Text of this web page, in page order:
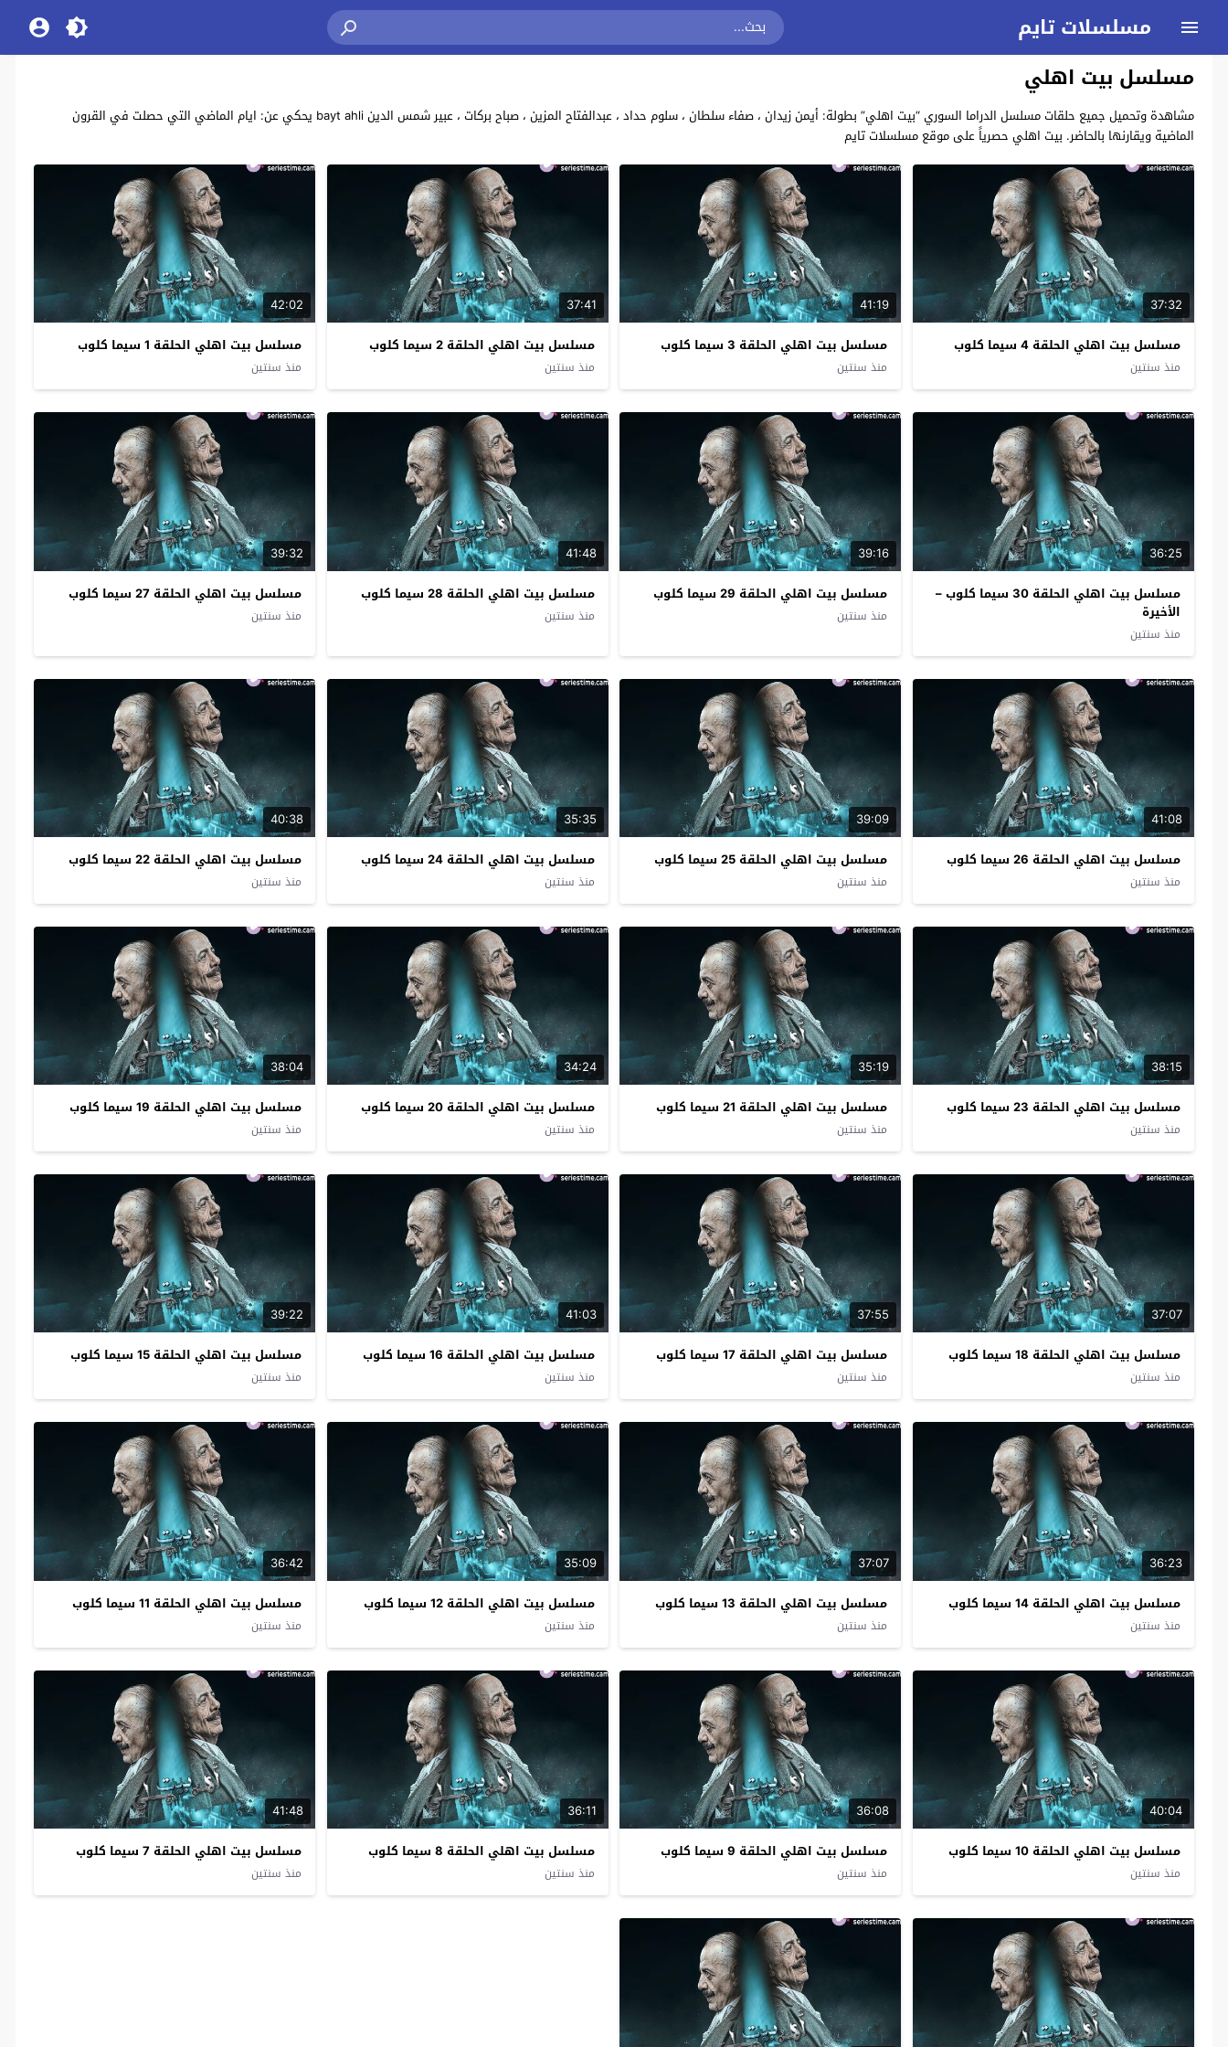
مسلسلات تايم
مسلسل بيت اهلي
مشاهدة وتحميل جميع حلقات مسلسل الدراما السوري “بيت اهلي” بطولة: أيمن زيدان ، صفاء سلطان ، سلوم حداد ، عبدالفتاح المزين ، صباح بركات ، عبير شمس الدين bayt ahli يحكي عن: ايام الماضي التي حصلت في القرون
الماضية ويقارنها بالحاضر. بيت اهلي حصرياً على موقع مسلسلات تايم
37:32
مسلسل بيت اهلي الحلقة 4 سيما كلوب
منذ سنتين
41:19
مسلسل بيت اهلي الحلقة 3 سيما كلوب
منذ سنتين
37:41
مسلسل بيت اهلي الحلقة 2 سيما كلوب
منذ سنتين
42:02
مسلسل بيت اهلي الحلقة 1 سيما كلوب
منذ سنتين
36:25
مسلسل بيت اهلي الحلقة 30 سيما كلوب –
الأخيرة
منذ سنتين
39:16
مسلسل بيت اهلي الحلقة 29 سيما كلوب
منذ سنتين
41:48
مسلسل بيت اهلي الحلقة 28 سيما كلوب
منذ سنتين
39:32
مسلسل بيت اهلي الحلقة 27 سيما كلوب
منذ سنتين
41:08
مسلسل بيت اهلي الحلقة 26 سيما كلوب
منذ سنتين
39:09
مسلسل بيت اهلي الحلقة 25 سيما كلوب
منذ سنتين
35:35
مسلسل بيت اهلي الحلقة 24 سيما كلوب
منذ سنتين
40:38
مسلسل بيت اهلي الحلقة 22 سيما كلوب
منذ سنتين
38:15
مسلسل بيت اهلي الحلقة 23 سيما كلوب
منذ سنتين
35:19
مسلسل بيت اهلي الحلقة 21 سيما كلوب
منذ سنتين
34:24
مسلسل بيت اهلي الحلقة 20 سيما كلوب
منذ سنتين
38:04
مسلسل بيت اهلي الحلقة 19 سيما كلوب
منذ سنتين
37:07
مسلسل بيت اهلي الحلقة 18 سيما كلوب
منذ سنتين
37:55
مسلسل بيت اهلي الحلقة 17 سيما كلوب
منذ سنتين
41:03
مسلسل بيت اهلي الحلقة 16 سيما كلوب
منذ سنتين
39:22
مسلسل بيت اهلي الحلقة 15 سيما كلوب
منذ سنتين
36:23
مسلسل بيت اهلي الحلقة 14 سيما كلوب
منذ سنتين
37:07
مسلسل بيت اهلي الحلقة 13 سيما كلوب
منذ سنتين
35:09
مسلسل بيت اهلي الحلقة 12 سيما كلوب
منذ سنتين
36:42
مسلسل بيت اهلي الحلقة 11 سيما كلوب
منذ سنتين
40:04
مسلسل بيت اهلي الحلقة 10 سيما كلوب
منذ سنتين
36:08
مسلسل بيت اهلي الحلقة 9 سيما كلوب
منذ سنتين
36:11
مسلسل بيت اهلي الحلقة 8 سيما كلوب
منذ سنتين
41:48
مسلسل بيت اهلي الحلقة 7 سيما كلوب
منذ سنتين